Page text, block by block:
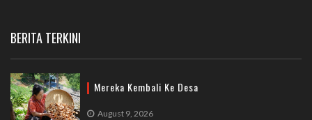
BERITA TERKINI
Mereka Kembali Ke Desa
August 9, 2026